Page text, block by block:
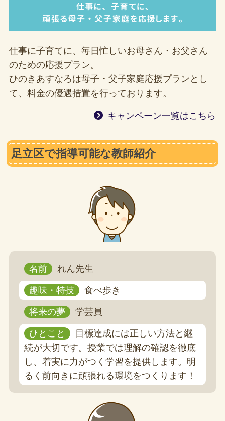
仕事に子育てに、毎日忙しいお母さん・お父さん
のための応援プラン。
ひのきあすなろは母子・父子家庭応援プランとし
て、料金の優遇措置を行っております。
キャンペーン一覧はこちら
足立区で指導可能な教師紹介
名前 れん先生
趣味・特技 食べ歩き
将来の夢 学芸員
ひとこと
目標達成には正しい方法と継
続が大切です。授業では理解の確認を徹底
し、着実に力がつく学習を提供します。明
るく前向きに頑張れる環境をつくります！